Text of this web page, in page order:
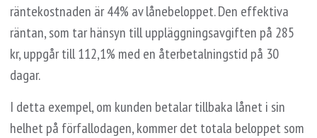
räntekostnaden är 44% av lånebeloppet. Den effektiva
räntan, som tar hänsyn till uppläggningsavgiften på 285
kr, uppgår till 112,1% med en återbetalningstid på 30
dagar.
I detta exempel, om kunden betalar tillbaka lånet i sin
helhet på förfallodagen, kommer det totala beloppet som